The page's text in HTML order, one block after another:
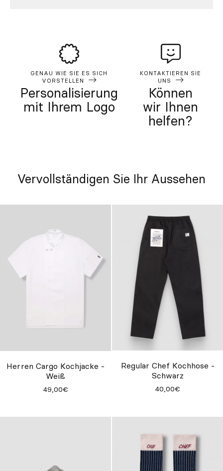
GENAU WIE SIE ES SICH
VORSTELLEN
Personalisierung
mit Ihrem Logo
KONTAKTIEREN SIE
UNS
Können
wir Ihnen
helfen?
Vervollständigen Sie Ihr Aussehen
Herren Cargo Kochjacke -
Weiß
49,00€
Regular Chef Kochhose -
Schwarz
40,00€